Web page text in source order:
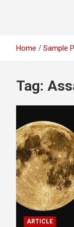
Home Sample
Tag:
ARTICLE